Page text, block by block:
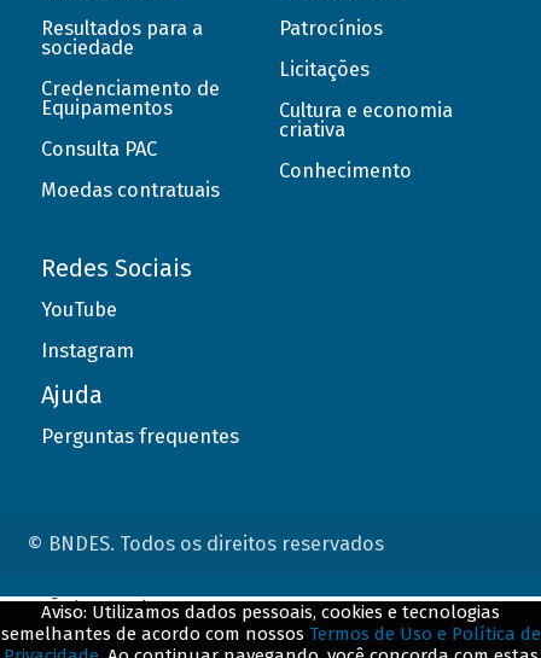
Resultados para a
sociedade
Credenciamento de
Equipamentos
Consulta PAC
Moedas contratuais
Patrocínios
Licitações
Cultura e economia
criativa
Conhecimento
Redes Sociais
YouTube
Instagram
Ajuda
Perguntas frequentes
© BNDES. Todos os direitos reservados
Aviso: Utilizamos dados pessoais, cookies e tecnologias
semelhantes de acordo com nossos Termos de Uso e Política de
ConteÃºdo complementar
${title}${badge}